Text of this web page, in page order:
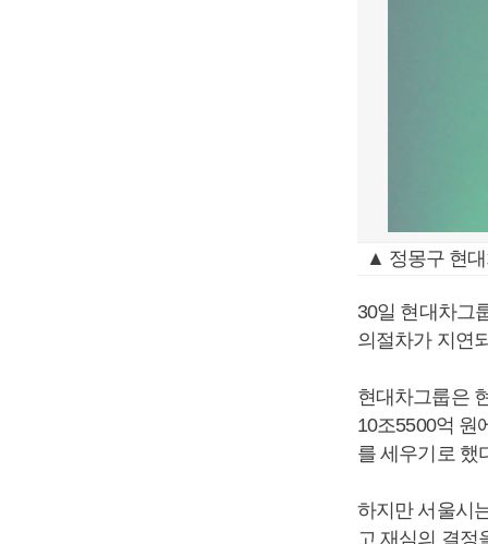
▲ 정몽구 현
30일 현대차그
의절차가 지연
현대차그룹은
10조5500억 원
를 세우기로 했
하지만 서울시
고 재심의 결정